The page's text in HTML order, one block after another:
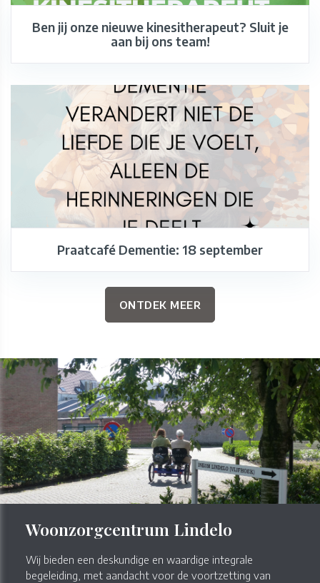
Ben jij onze nieuwe kinesitherapeut? Sluit je
aan bij ons team!
Praatcafé Dementie: 18 september
ONTDEK MEER
Woonzorgcentrum Lindelo
Wij bieden een deskundige en waardige integrale
begeleiding, met aandacht voor de voortzetting van